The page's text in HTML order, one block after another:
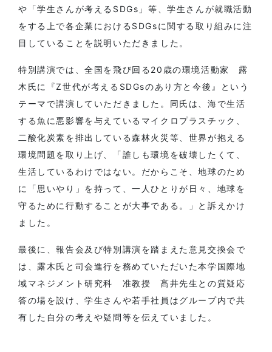
や「学生さんが考えるSDGs」等、学生さんが就職活動
をする上で各企業におけるSDGsに関する取り組みに注
目していることを説明いただきました。
特別講演では、全国を飛び回る20歳の環境活動家 露
木氏に『Z世代が考えるSDGsのあり方と今後』という
テーマで講演していただきました。同氏は、海で生活
する魚に悪影響を与えているマイクロプラスチック、
二酸化炭素を排出している森林火災等、世界が抱える
環境問題を取り上げ、「誰しも環境を破壊したくて、
生活しているわけではない。だからこそ、地球のため
に「思いやり」を持って、一人ひとりが日々、地球を
守るために行動することが大事である。」と訴えかけ
ました。
最後に、報告会及び特別講演を踏まえた意見交換会で
は、露木氏と司会進行を務めていただいた本学国際地
域マネジメント研究科 准教授 髙井先生との質疑応
答の場を設け、学生さんや若手社員はグループ内で共
有した自分の考えや疑問等を伝えていました。